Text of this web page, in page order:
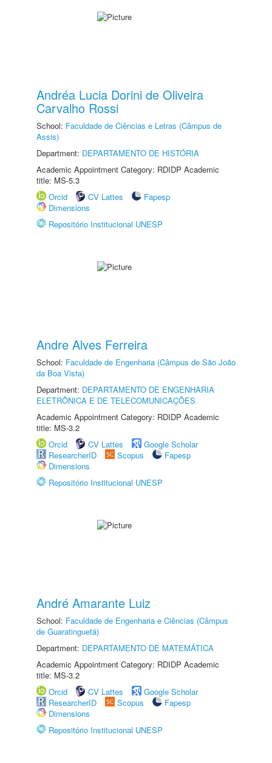
Andréa Lucia Dorini de Oliveira
Carvalho Rossi
School: Faculdade de Ciências e Letras (Câmpus de
Assis)
Department: DEPARTAMENTO DE HISTÓRIA
Academic Appointment Category: RDIDP Academic
title: MS-5.3
Orcid
CV Lattes
Fapesp
Dimensions
Repositório Institucional UNESP
Andre Alves Ferreira
School: Faculdade de Engenharia (Câmpus de São João
da Boa Vista)
Department: DEPARTAMENTO DE ENGENHARIA
ELETRÔNICA E DE TELECOMUNICAÇÕES
Academic Appointment Category: RDIDP Academic
title: MS-3.2
Orcid
CV Lattes
Google Scholar
ResearcherID
Scopus
Fapesp
Dimensions
Repositório Institucional UNESP
André Amarante Luiz
School: Faculdade de Engenharia e Ciências (Câmpus
de Guaratinguetá)
Department: DEPARTAMENTO DE MATEMÁTICA
Academic Appointment Category: RDIDP Academic
title: MS-3.2
Orcid
CV Lattes
Google Scholar
ResearcherID
Scopus
Fapesp
Dimensions
Repositório Institucional UNESP